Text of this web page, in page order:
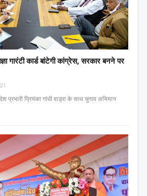
गारंटी कार्ड बांटेगी कांग्रेस, सरकार बनने पर
प्रभारी प्रियंका गांधी वाड्रा के साथ चुनाव अभियान